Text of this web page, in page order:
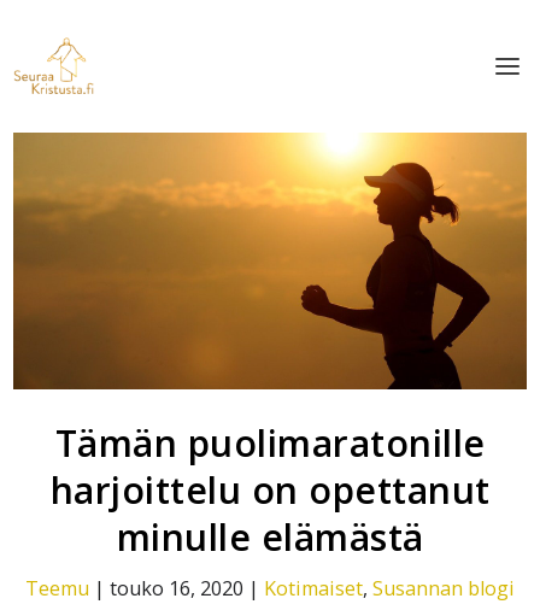
Tämän puolimaratonille
harjoittelu on opettanut
minulle elämästä
Teemu | touko 16, 2020 | Kotimaiset, Susannan blogi